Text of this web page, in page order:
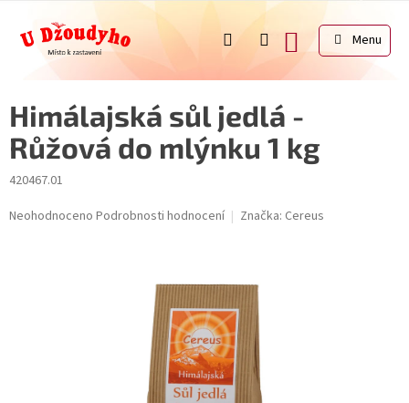
obsah
NÁKUPNÍ
KOŠÍK
Himálajská sůl jedlá -
Růžová do mlýnku 1 kg
420467.01
Průměrné
Neohodnoceno Podrobnosti hodnocení Značka: Cereus